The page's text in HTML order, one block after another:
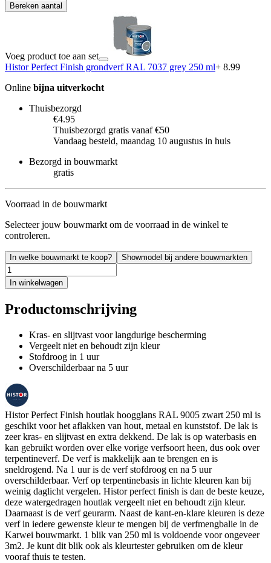
Bereken aantal
Voeg product toe aan set
Histor Perfect Finish grondverf RAL 7037 grey 250 ml+ 8.99
Online bijna uitverkocht
Thuisbezorgd
€4.95
Thuisbezorgd gratis vanaf €50
Vandaag besteld, maandag 10 augustus in huis
Bezorgd in bouwmarkt
gratis
Voorraad in de bouwmarkt
Selecteer jouw bouwmarkt om de voorraad in de winkel te
controleren.
In welke bouwmarkt te koop? Showmodel bij andere bouwmarkten
In winkelwagen
Productomschrijving
Kras- en slijtvast voor langdurige bescherming
Vergeelt niet en behoudt zijn kleur
Stofdroog in 1 uur
Overschilderbaar na 5 uur
Histor Perfect Finish houtlak hoogglans RAL 9005 zwart 250 ml is
geschikt voor het aflakken van hout, metaal en kunststof. De lak is
zeer kras- en slijtvast en extra dekkend. De lak is op waterbasis en
kan gebruikt worden over elke vorige verfsoort heen, dus ook over
terpentineverf. De verf is makkelijk aan te brengen en is
sneldrogend. Na 1 uur is de verf stofdroog en na 5 uur
overschilderbaar. Verf op terpentinebasis in lichte kleuren kan bij
weinig daglicht vergelen. Histor perfect finish is dan de beste keuze,
deze watergedragen houtlak vergeelt niet en behoudt zijn kleur.
Daarnaast is de verf geurarm. Naast de kant-en-klare kleuren is deze
verf in iedere gewenste kleur te mengen bij de verfmengbalie in de
Karwei bouwmarkt. 1 blik van 250 ml is voldoende voor ongeveer
3m2. Je kunt dit blik ook als kleurtester gebruiken om de kleur
vooraf thuis te testen.